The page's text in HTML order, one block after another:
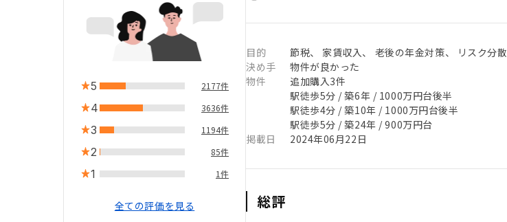
5 2177件
4 3636件
3 1194件
2 85件
1 1件
全ての評価を見る
目的
節税、 家賃収入、 老後の年金対策、 リスク分散
決め手
物件が良かった
物件
追加購入3件
駅徒歩5分 / 築6年 / 1000万円台後半
駅徒歩4分 / 築10年 / 1000万円台後半
駅徒歩5分 / 築24年 / 900万円台
掲載日
2024年06月22日
総評